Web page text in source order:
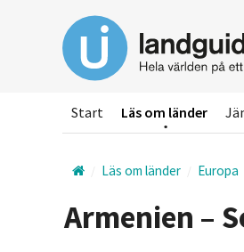
huvudinnehållet
Start Läs om länder
Läs om länder Europa
Armenien –